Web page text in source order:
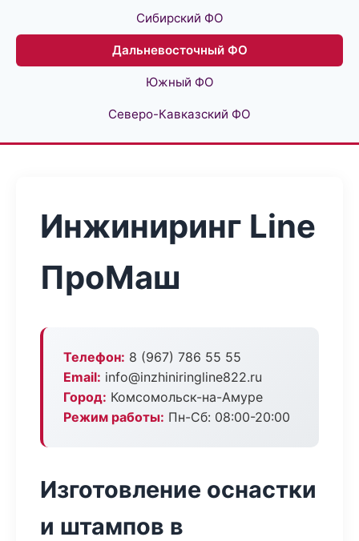
Сибирский ФО
Дальневосточный ФО
Южный ФО
Северо-Кавказский ФО
Инжиниринг Line
ПроМаш
Телефон: 8 (967) 786 55 55
Email: info@inzhiniringline822.ru
Город: Комсомольск-на-Амуре
Режим работы: Пн-Сб: 08:00-20:00
Изготовление оснастки
и штампов в